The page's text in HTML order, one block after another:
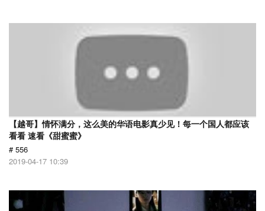
【越哥】情怀满分，这么美的华语电影真少见！每一个国人都应该
看看 速看《甜蜜蜜》
# 556
2019-04-17 10:39